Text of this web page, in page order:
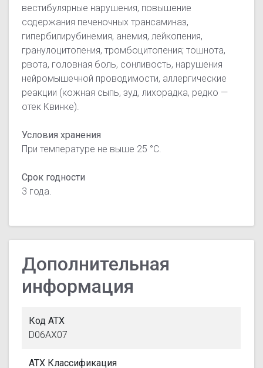
вестибулярные нарушения, повышение
содержания печеночных трансаминаз,
гипербилирубинемия, анемия, лейкопения,
гранулоцитопения, тромбоцитопения; тошнота,
рвота, головная боль, сонливость, нарушения
нейромышечной проводимости, аллергические
реакции (кожная сыпь, зуд, лихорадка, редко —
отек Квинке).
Условия хранения
При температуре не выше 25 °C.
Срок годности
3 года.
Дополнительная
информация
Код АТХ
D06AX07
АТХ Классификация